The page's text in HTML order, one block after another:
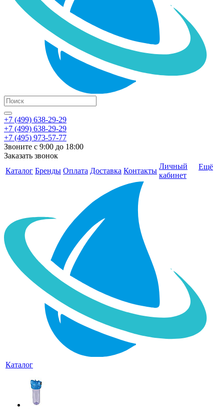
+7 (499) 638-29-29
+7 (499) 638-29-29
+7 (495) 973-57-77
Звоните с 9:00 до 18:00
Заказать звонок
Каталог Бренды Оплата Доставка Контакты
Личный
кабинет
Ещё
Каталог